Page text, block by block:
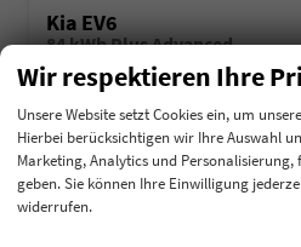
Kia EV6
84 kWh Plus Advanced
unverbindliche Lieferzeit: 4 Monate Neuwagen
Fahrzeugnummer 214995 Getriebe
Kraftstoff Elektro Leistung
52.175,– €
incl. 19% MwSt.
Wir respektieren Ihre
Unsere Website setzt Cookies ein, um
Hierbei berücksichtigen wir Ihre Auswahl
Marketing, Analytics und
geben. Sie können Ihre Einwilligung
widerrufen.